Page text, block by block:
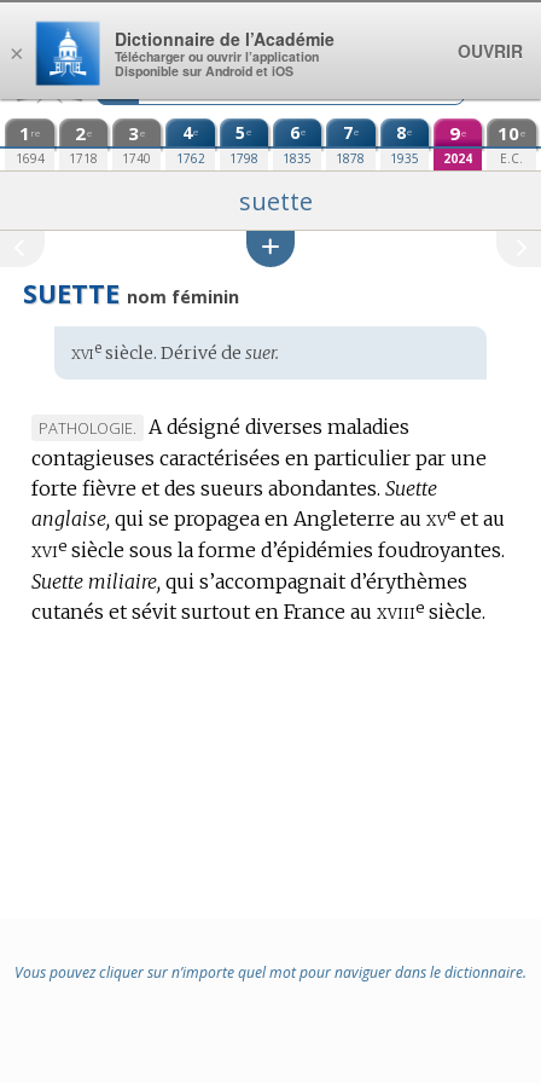
Aller au contenu
1 re
1694
2e
1718
3e
1740
4e
1762
5e
1798
6e
1835
7e
1878
8e
1935
9e
2024
10e
E.C.
suette
SUETTE nom féminin
Étymologie
:
xviesiècle. Dérivé de suer.
MARQUE
DE
DOMAINE
:
PATHOLOGIE.
A désigné diverses maladies
contagieuses caractérisées en particulier par une
forte fièvre et des sueurs abondantes. Suette
anglaise, qui se propagea en Angleterre au xve et au
xvie siècle sous la forme d’épidémies foudroyantes.
Suette miliaire, qui s’accompagnait d’érythèmes
cutanés et sévit surtout en France au xviiie siècle.
Vous pouvez cliquer sur n’importe quel mot pour naviguer dans le dictionnaire.
×
Dictionnaire de l’Académie
Télécharger ou ouvrir l’application
Disponible sur Android et iOS
OUVRIR